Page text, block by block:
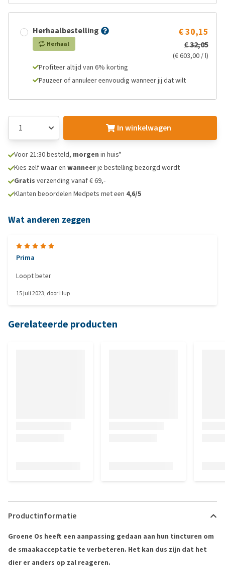
Herhaalbestelling
Herhaal
€ 30,15
€ 32,05
(€ 603,00 / l)
Profiteer altijd van 6% korting
Pauzeer of annuleer eenvoudig wanneer jij dat wilt
In winkelwagen
Voor 21:30 besteld, morgen in huis*
Kies zelfwaaren wanneerje bestelling bezorgd wordt
Gratis verzending vanaf € 69,-
Klanten beoordelen Medpets met een 4,6/5
Wat anderen zeggen
Prima
Loopt beter
15 juli 2023, doorHup
Gerelateerde producten
Productinformatie
Groene Os heeft een aanpassing gedaan aan hun tincturen om
de smaakacceptatie te verbeteren. Het kan dus zijn dat het
dier er anders op zal reageren.